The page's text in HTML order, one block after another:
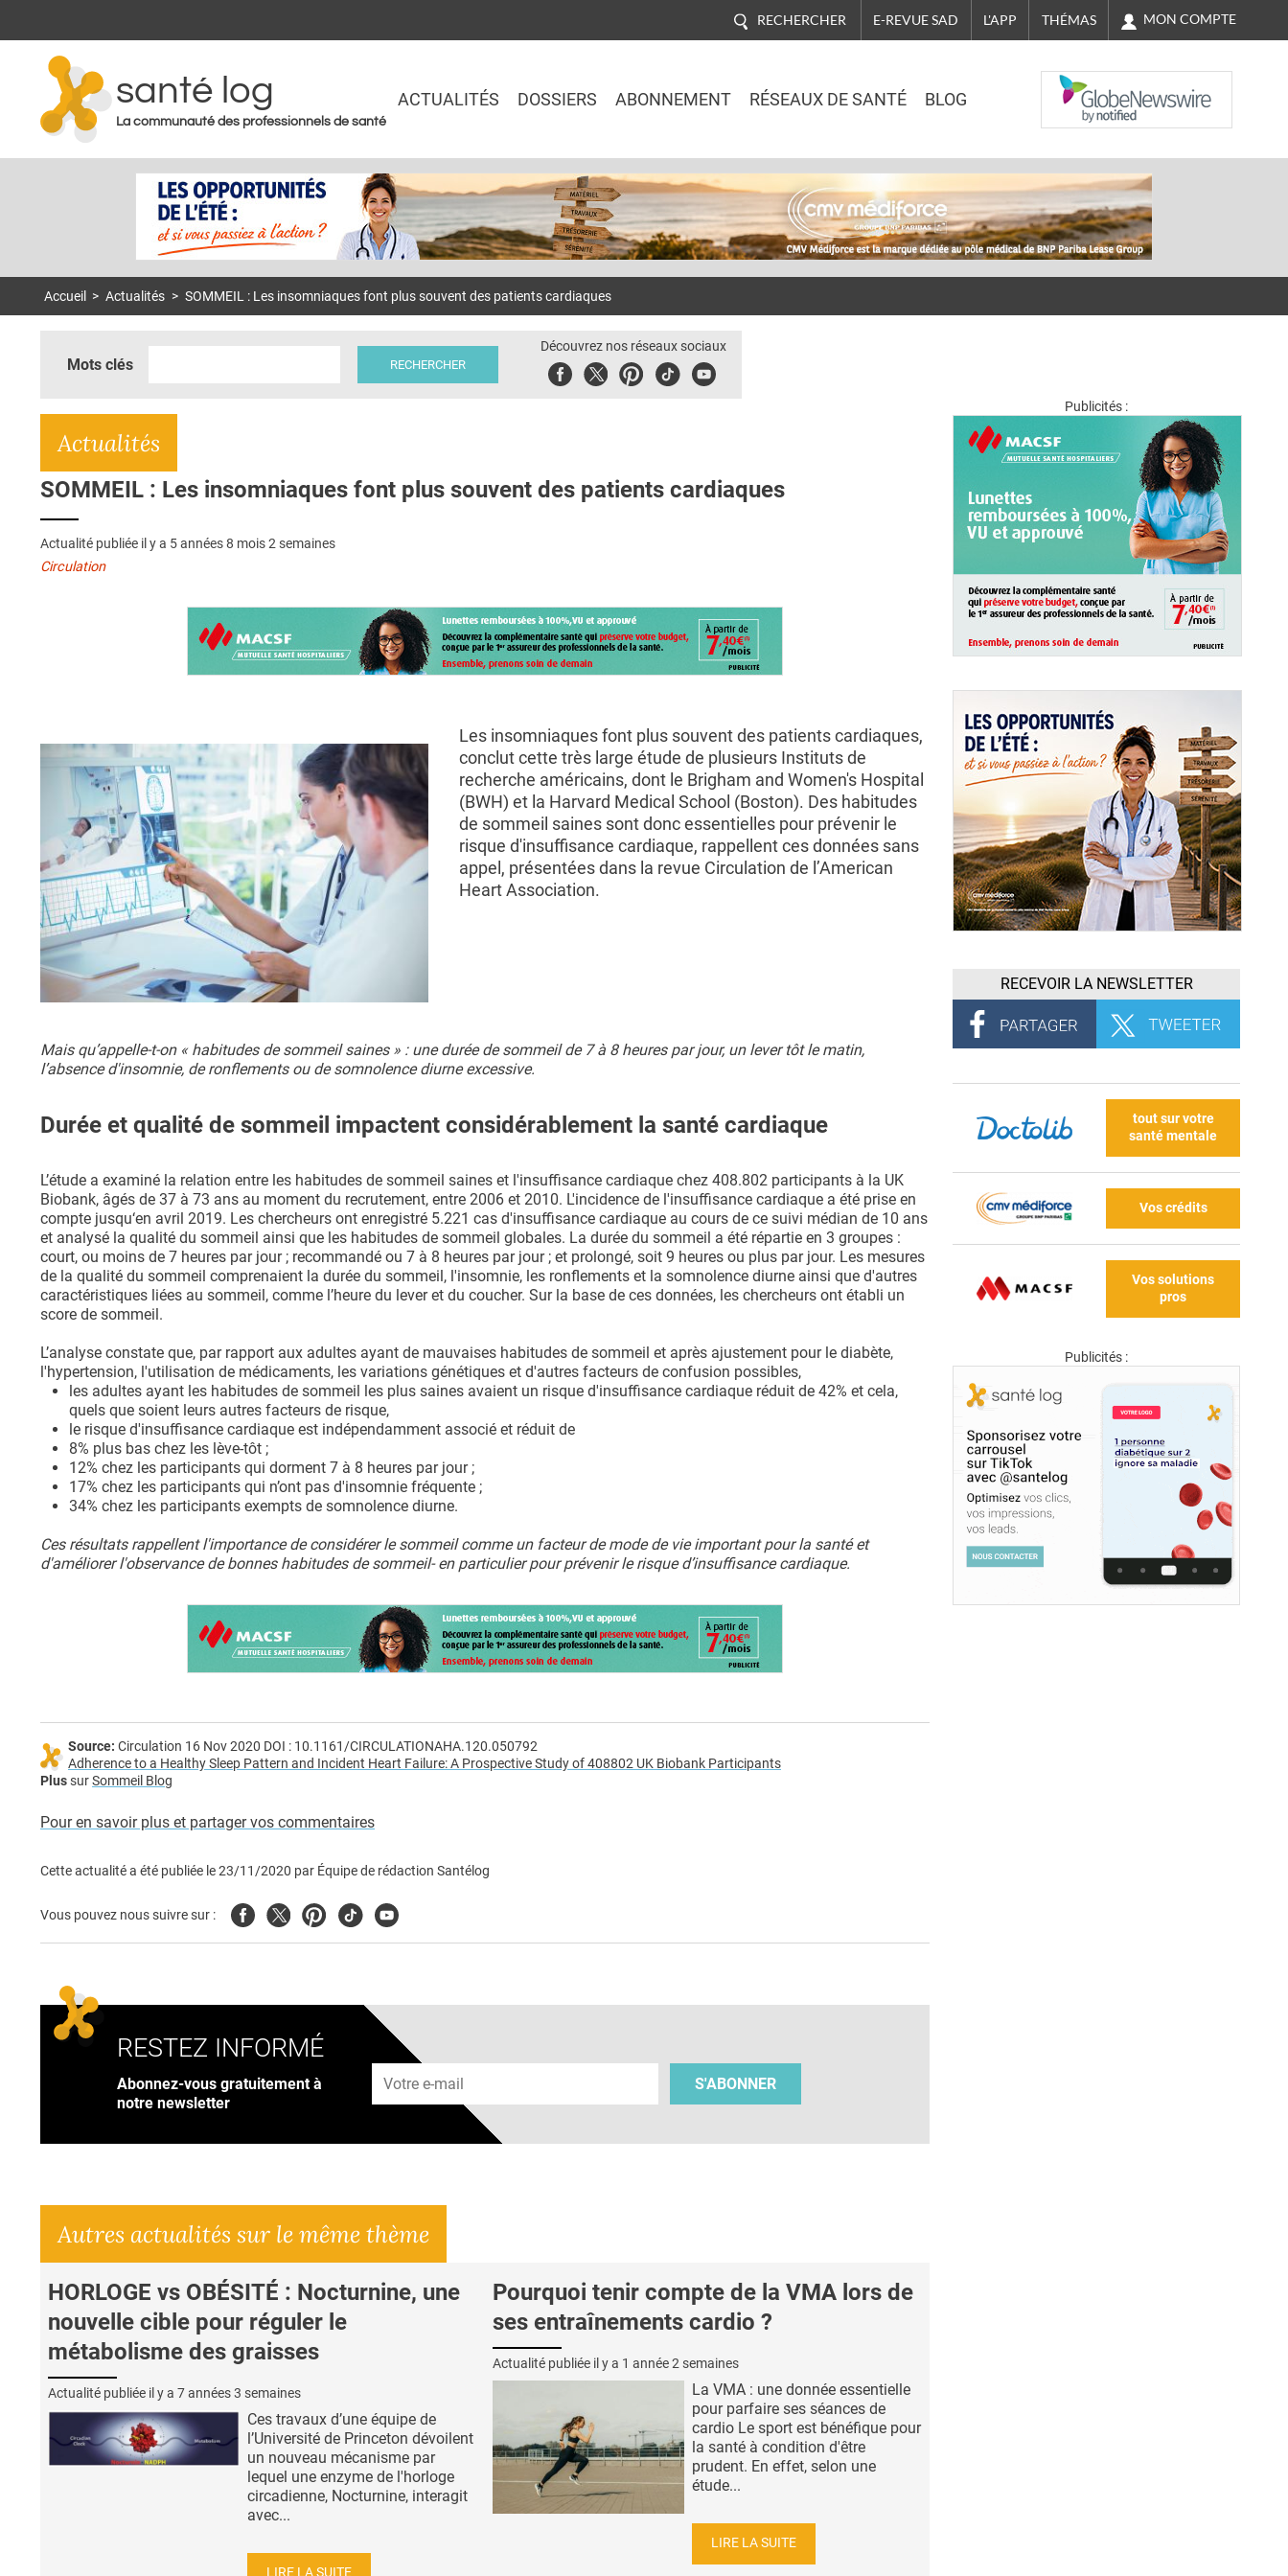
RECHERCHER E-REVUE SAD L'APP THÉMAS MON COMPTE
santé log
La communauté des professionnels de santé
ACTUALITÉS DOSSIERS ABONNEMENT RÉSEAUX DE SANTÉ BLOG
NASDAQ
Accueil > Actualités > SOMMEIL : Les insomniaques font plus souvent des patients cardiaques
Mots clés
Découvrez nos réseaux sociaux
FacebookTwitterPinterest
TiktokYoubute
Actualités
SOMMEIL : Les insomniaques font plus souvent des patients cardiaques
Actualité publiée il y a 5 années 8 mois 2 semaines
Circulation
Les insomniaques font plus souvent des patients cardiaques,
conclut cette très large étude de plusieurs Instituts de
recherche américains, dont le Brigham and Women's Hospital
(BWH) et la Harvard Medical School (Boston). Des habitudes
de sommeil saines sont donc essentielles pour prévenir le
risque d'insuffisance cardiaque, rappellent ces données sans
appel, présentées dans la revue Circulation de l’American
Heart Association.
Mais qu’appelle-t-on « habitudes de sommeil saines » : une durée de sommeil de 7 à 8 heures par jour, un lever tôt le matin,
l’absence d'insomnie, de ronflements ou de somnolence diurne excessive.
Durée et qualité de sommeil impactent considérablement la santé cardiaque
L’étude a examiné la relation entre les habitudes de sommeil saines et l'insuffisance cardiaque chez 408.802 participants à la UK
Biobank, âgés de 37 à 73 ans au moment du recrutement, entre 2006 et 2010. L'incidence de l'insuffisance cardiaque a été prise en
compte jusqu‘en avril 2019. Les chercheurs ont enregistré 5.221 cas d'insuffisance cardiaque au cours de ce suivi médian de 10 ans
et analysé la qualité du sommeil ainsi que les habitudes de sommeil globales. La durée du sommeil a été répartie en 3 groupes :
court, ou moins de 7 heures par jour ; recommandé ou 7 à 8 heures par jour ; et prolongé, soit 9 heures ou plus par jour. Les mesures
de la qualité du sommeil comprenaient la durée du sommeil, l'insomnie, les ronflements et la somnolence diurne ainsi que d'autres
caractéristiques liées au sommeil, comme l’heure du lever et du coucher. Sur la base de ces données, les chercheurs ont établi un
score de sommeil.
L’analyse constate que, par rapport aux adultes ayant de mauvaises habitudes de sommeil et après ajustement pour le diabète,
l'hypertension, l'utilisation de médicaments, les variations génétiques et d'autres facteurs de confusion possibles,
les adultes ayant les habitudes de sommeil les plus saines avaient un risque d'insuffisance cardiaque réduit de 42% et cela,
quels que soient leurs autres facteurs de risque,
le risque d'insuffisance cardiaque est indépendamment associé et réduit de
8% plus bas chez les lève-tôt ;
12% chez les participants qui dorment 7 à 8 heures par jour ;
17% chez les participants qui n’ont pas d'insomnie fréquente ;
34% chez les participants exempts de somnolence diurne.
Ces résultats rappellent l'importance de considérer le sommeil comme un facteur de mode de vie important pour la santé et
d'améliorer l'observance de bonnes habitudes de sommeil- en particulier pour prévenir le risque d’insuffisance cardiaque.
Source: Circulation 16 Nov 2020 DOI : 10.1161/CIRCULATIONAHA.120.050792
Adherence to a Healthy Sleep Pattern and Incident Heart Failure: A Prospective Study of 408802 UK Biobank Participants
PlussurSommeil Blog
Pour en savoir plus et partager vos commentaires
Cette actualité a été publiée le23/11/2020 par Équipe de rédaction Santélog
Vous pouvez nous suivre sur : FacebookTwitterPinterest
TiktokYoutube
RESTEZ INFORMÉ
Abonnez-vous gratuitement à
notre newsletter
Adresse e-mail
S'ABONNER
Autres actualités sur le même thème
HORLOGE vs OBÉSITÉ : Nocturnine, une
nouvelle cible pour réguler le
métabolisme des graisses
Actualité publiée il y a 7 années 3 semaines
Ces travaux d’une équipe de
l’Université de Princeton dévoilent
un nouveau mécanisme par
lequel une enzyme de l'horloge
circadienne, Nocturnine, interagit
avec...
Pourquoi tenir compte de la VMA lors de
ses entraînements cardio ?
Actualité publiée il y a 1 année 2 semaines
La VMA : une donnée essentielle
pour parfaire ses séances de
cardio Le sport est bénéfique pour
la santé à condition d'être
prudent. En effet, selon une
étude...
LIRE LA SUITE
Publicités :
RECEVOIR LA NEWSLETTER
tout sur votre
santé mentale
Vos crédits
Vos solutions
pros
Publicités :